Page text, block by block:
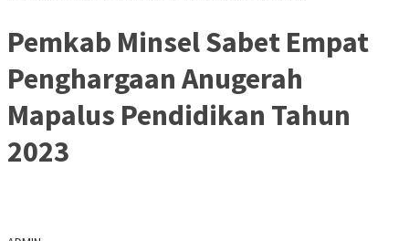
Pemkab Minsel Sabet Empat
Penghargaan Anugerah
Mapalus Pendidikan Tahun
2023